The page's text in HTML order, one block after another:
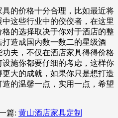
的价格十分合理，比如最近将
这些行业中的佼佼者，在这里
的选择取决于你对于酒店的整
造成国内数一数二的星级酒
夫，不仅在酒店家具得得价格
施你都要仔细的考虑，这样你
大的成就，如果你只是想打造
的温馨一点，实用一点，希望
篇: 黄山酒店家具定制